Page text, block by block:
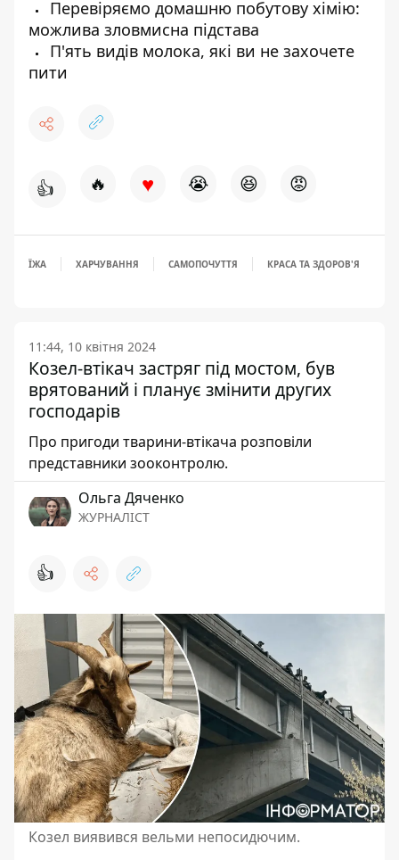
Перевіряємо домашню побутову хімію:
можлива зловмисна підстава
П'ять видів молока, які ви не захочете
пити
👍 🔥 ♥ 😭 😆 😡
ЇЖА ХАРЧУВАННЯ САМОПОЧУТТЯ КРАСА ТА ЗДОРОВ'Я
11:44, 10 квітня 2024
Козел-втікач застряг під мостом, був
врятований і планує змінити других
господарів
Про пригоди тварини-втікача розповіли
представники зооконтролю.
Ольга Дяченко
ЖУРНАЛІСТ
👍
Козел виявився вельми непосидючим.